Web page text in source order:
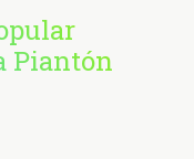
Piantón